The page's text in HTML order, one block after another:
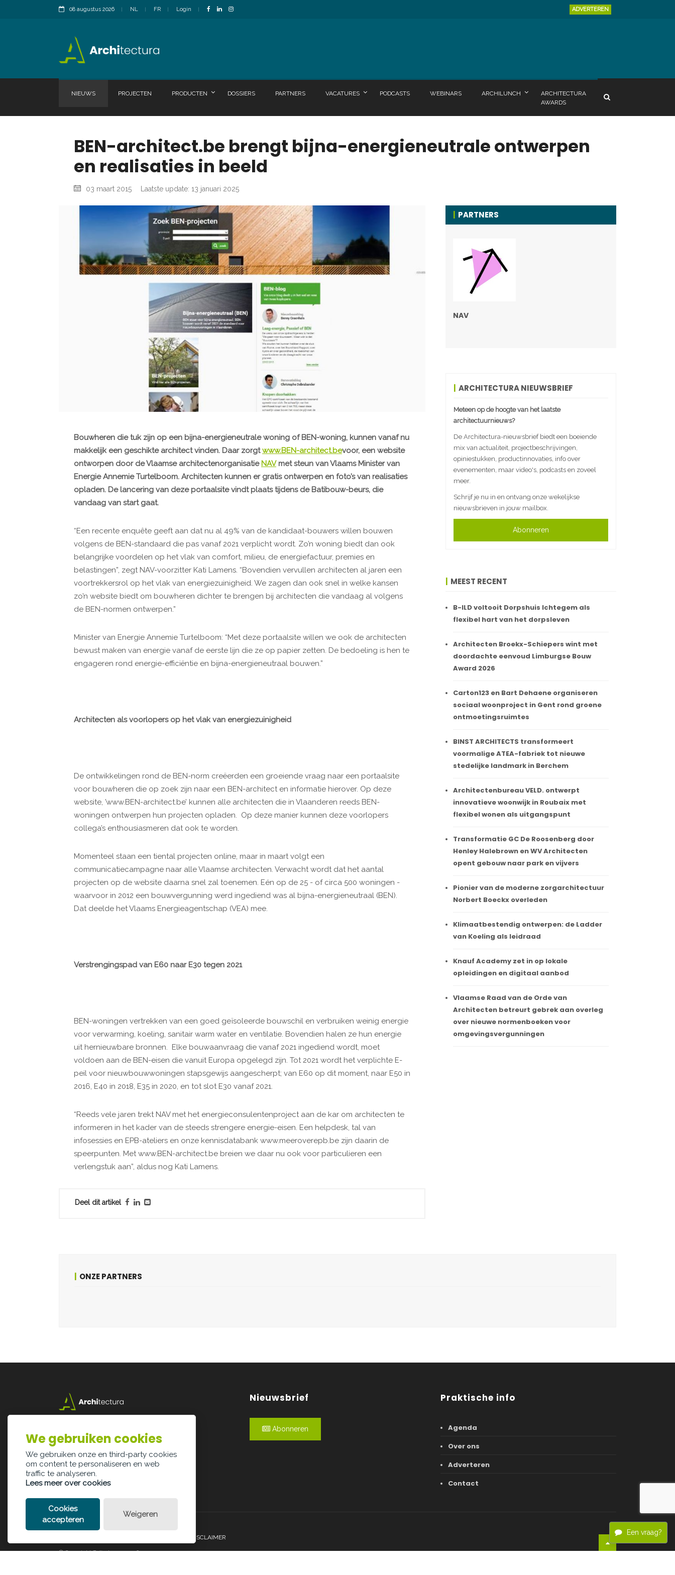
08 augustus 2026 NL FR Login ADVERTEREN
NIEUWS PROJECTEN PRODUCTEN DOSSIERS PARTNERS VACATURES PODCASTS WEBINARS ARCHILUNCH
ARCHITECTURA
AWARDS
Een vraag?
BEN-architect.be brengt bijna-energieneutrale ontwerpen
en realisaties in beeld
03 maart 2015 Laatste update: 13 januari 2025
Bouwheren die tuk zijn op een bijna-energieneutrale woning of BEN-woning, kunnen vanaf nu
makkelijk een geschikte architect vinden. Daar zorgtwww.BEN-architect.bevoor, een website
ontworpen door de Vlaamse architectenorganisatie NAVmet steun van Vlaams Minister van
Energie Annemie Turtelboom. Architecten kunnen er gratis ontwerpen en foto’s van realisaties
opladen. De lancering van deze portaalsite vindt plaats tijdens de Batibouw-beurs, die
vandaag van start gaat.
“Een recente enquête geeft aan dat nu al 49% van de kandidaat-bouwers willen bouwen
volgens de BEN-standaard die pas vanaf 2021 verplicht wordt. Zo’n woning biedt dan ook
belangrijke voordelen op het vlak van comfort, milieu, de energiefactuur, premies en
belastingen”, zegt NAV-voorzitter Kati Lamens. “Bovendien vervullen architecten al jaren een
voortrekkersrol op het vlak van energiezuinigheid. We zagen dan ook snel in welke kansen
zo’n website biedt om bouwheren dichter te brengen bij architecten die vandaag al volgens
de BEN-normen ontwerpen.”
Minister van Energie Annemie Turtelboom: “Met deze portaalsite willen we ook de architecten
bewust maken van energie vanaf de eerste lijn die ze op papier zetten. De bedoeling is hen te
engageren rond energie-efficiëntie en bijna-energieneutraal bouwen.”
Architecten als voorlopers op het vlak van energiezuinigheid
De ontwikkelingen rond de BEN-norm creëerden een groeiende vraag naar een portaalsite
voor bouwheren die op zoek zijn naar een BEN-architect en informatie hierover. Op deze
website, ’www.BEN-architect.be’ kunnen alle architecten die in Vlaanderen reeds BEN-
woningen ontwerpen hun projecten opladen. Op deze manier kunnen deze voorlopers
collega’s enthousiasmeren dat ook te worden.
Momenteel staan een tiental projecten online, maar in maart volgt een
communicatiecampagne naar alle Vlaamse architecten. Verwacht wordt dat het aantal
projecten op de website daarna snel zal toenemen. Eén op de 25 - of circa 500 woningen -
waarvoor in 2012 een bouwvergunning werd ingediend was al bijna-energieneutraal (BEN).
Dat deelde het Vlaams Energieagentschap (VEA) mee.
Verstrengingspad van E60 naar E30 tegen 2021
BEN-woningen vertrekken van een goed geïsoleerde bouwschil en verbruiken weinig energie
voor verwarming, koeling, sanitair warm water en ventilatie. Bovendien halen ze hun energie
uit hernieuwbare bronnen. Elke bouwaanvraag die vanaf 2021 ingediend wordt, moet
voldoen aan de BEN-eisen die vanuit Europa opgelegd zijn. Tot 2021 wordt het verplichte E-
peil voor nieuwbouwwoningen stapsgewijs aangescherpt; van E60 op dit moment, naar E50 in
2016, E40 in 2018, E35 in 2020, en tot slot E30 vanaf 2021.
“Reeds vele jaren trekt NAV met het energieconsulentenproject aan de kar om architecten te
informeren in het kader van de steeds strengere energie-eisen. Een helpdesk, tal van
infosessies en EPB-ateliers en onze kennisdatabank www.meeroverepb.be zijn daarin de
speerpunten. Met www.BEN-architect.be breien we daar nu ook voor particulieren een
verlengstuk aan”, aldus nog Kati Lamens.
Deel dit artikel
PARTNERS
NAV
ARCHITECTURA NIEUWSBRIEF
Meteen op de hoogte van het laatste
architectuurnieuws?
De Architectura-nieuwsbrief biedt een boeiende
mix van actualiteit, projectbeschrijvingen,
opiniestukken, productinnovaties, info over
evenementen, maar video's, podcasts en zoveel
meer.
Schrijf je nu in en ontvang onze wekelijkse
nieuwsbrieven in jouw mailbox.
Abonneren
MEEST RECENT
B-ILD voltooit Dorpshuis Ichtegem als
flexibel hart van het dorpsleven
Architecten Broekx-Schiepers wint met
doordachte eenvoud Limburgse Bouw
Award 2026
Carton123 en Bart Dehaene organiseren
sociaal woonproject in Gent rond groene
ontmoetingsruimtes
BINST ARCHITECTS transformeert
voormalige ATEA-fabriek tot nieuwe
stedelijke landmark in Berchem
Architectenbureau VELD. ontwerpt
innovatieve woonwijk in Roubaix met
flexibel wonen als uitgangspunt
Transformatie GC De Roosenberg door
Henley Halebrown en WV Architecten
opent gebouw naar park en vijvers
Pionier van de moderne zorgarchitectuur
Norbert Boeckx overleden
Klimaatbestendig ontwerpen: de Ladder
van Koeling als leidraad
Knauf Academy zet in op lokale
opleidingen en digitaal aanbod
Vlaamse Raad van de Orde van
Architecten betreurt gebrek aan overleg
over nieuwe normenboeken voor
omgevingsvergunningen
ONZE PARTNERS
3500 Hasselt
info@architectura.be
Nieuwsbrief
Abonneren
Praktische info
Agenda
Over ons
Adverteren
Contact
LEGAL DISCLAIMER
© Copyright Palindroom 2026
We gebruiken cookies
We gebruiken onze en third-party cookies
om content te personaliseren en web
traffic te analyseren.
Lees meer over cookies
Cookies
accepteren
Weigeren